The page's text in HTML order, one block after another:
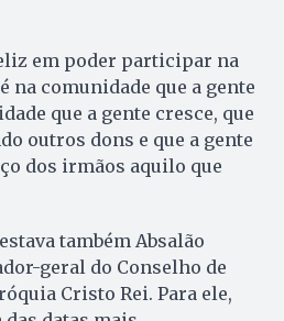
em poder participar na
na comunidade que a gente
que a gente cresce, que
outros dons e que a gente
dos irmãos aquilo que
também Absalão
geral do Conselho de
Cristo Rei. Para ele,